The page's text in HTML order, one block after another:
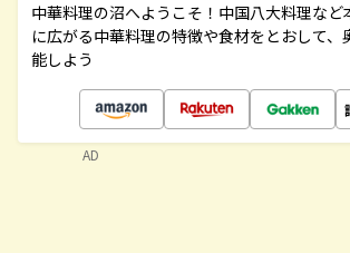
中華料理の沼へようこそ！中国八大料理な
に広がる中華料理の特徴や食材をとおして、
能しよう
AD